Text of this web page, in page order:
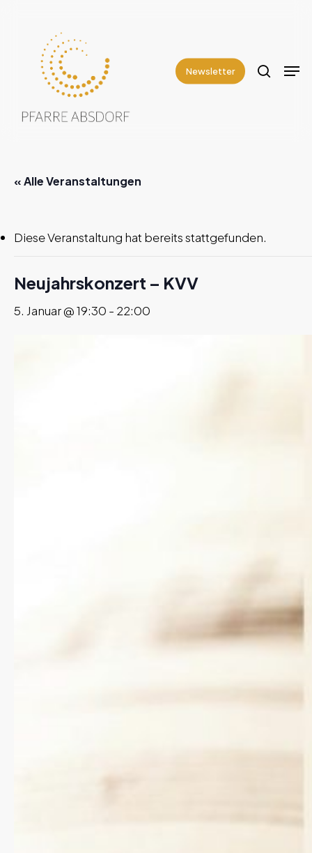
content
Newsletter
« Alle Veranstaltungen
Diese Veranstaltung hat bereits stattgefunden.
Neujahrskonzert – KVV
5. Januar @ 19:30 - 22:00
Menu